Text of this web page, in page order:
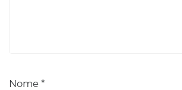
Nome *